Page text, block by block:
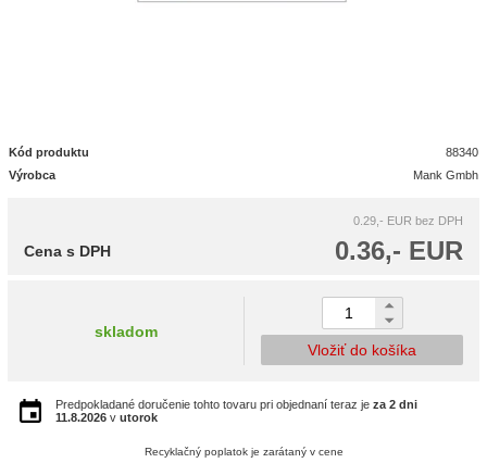
Kód produktu
88340
Výrobca
Mank Gmbh
0.29,- EUR bez DPH
0.36,- EUR
Cena s DPH
skladom
Vložiť do košíka
Predpokladané doručenie tohto tovaru pri objednaní teraz je za 2 dni
11.8.2026 v utorok
Recyklačný poplatok je zarátaný v cene